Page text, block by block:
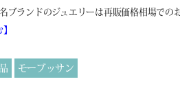
ブランドのジュエリーは再販価格相場での
モーブッサン